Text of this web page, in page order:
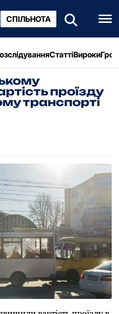
СПІЛЬНОТА
СтаттіВироки
проїзду
транспорті